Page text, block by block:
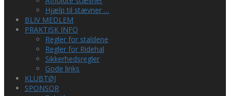
Hjælp til stævner …
BLIV MEDLEM
PRAKTISK INFO
Regler for staldene
Regler for Ridehal
Sikkerhedsregler
Gode links
KLUBTØJ
SPONSOR